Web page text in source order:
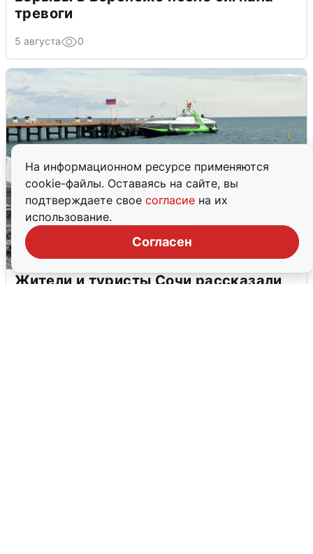
На информационном ресурсе применяются
cookie-файлы. Оставаясь на сайте, вы
подтверждаете свое согласие на их
использование.
Согласен
тревоги
5 августа 0
Жители и туристы Сочи рассказали